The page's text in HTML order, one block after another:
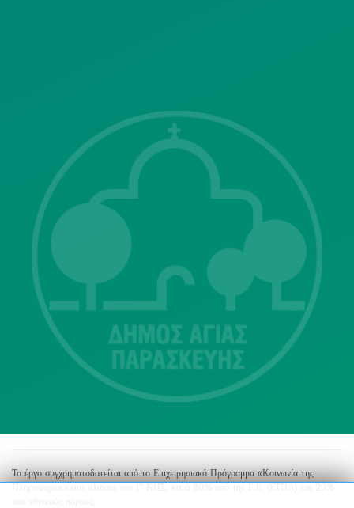
Λ. Μεσογείων 415-417 Τ.Κ.15343
Αγία Παρασκευή
213 2004500
dimos@agiaparaskevi.gr
Το έργο συγχρηματοδοτείται από το Επιχειρησιακό Πρόγραμμα «Κοινωνία της